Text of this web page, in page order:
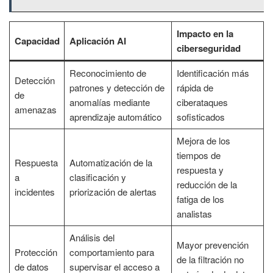
Capacidad Aplicación AI
Impacto en la
ciberseguridad
Detección
de
amenazas
Reconocimiento de
patrones y detección de
anomalías mediante
aprendizaje automático
Identificación más
rápida de
ciberataques
sofisticados
Respuesta
a
incidentes
Automatización de la
clasificación y
priorización de alertas
Mejora de los
tiempos de
respuesta y
reducción de la
fatiga de los
analistas
Protección
de datos
Análisis del
comportamiento para
supervisar el acceso a
Mayor prevención
de la filtración no